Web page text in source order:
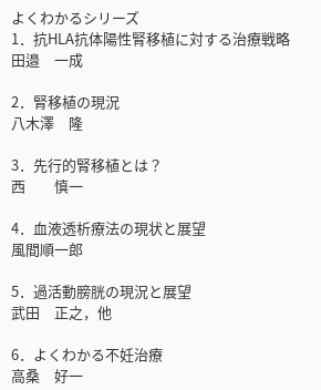
よくわかるシリーズ
1．抗HLA抗体陽性腎移植に対する治療戦略
田邉 一成
2．腎移植の現況
八木澤 隆
3．先行的腎移植とは？
西 慎一
4．血液透析療法の現状と展望
風間順一郎
5．過活動膀胱の現況と展望
武田 正之，他
6．よくわかる不妊治療
高桑 好一